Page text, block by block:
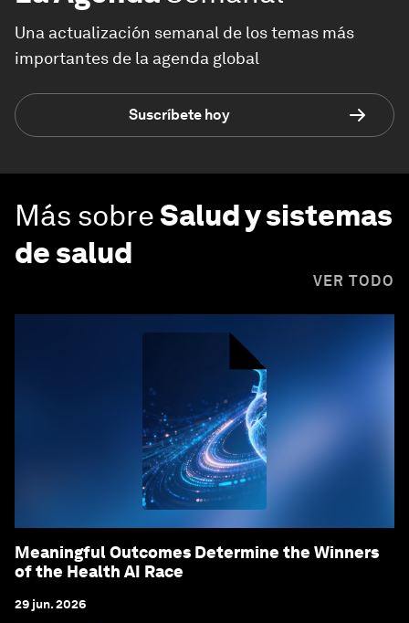
Una actualización semanal de los temas más
importantes de la agenda global
Suscríbete hoy
Más sobreSalud y sistemas
de salud
VER TODO
Meaningful Outcomes Determine the Winners
of the Health AI Race
29 jun. 2026